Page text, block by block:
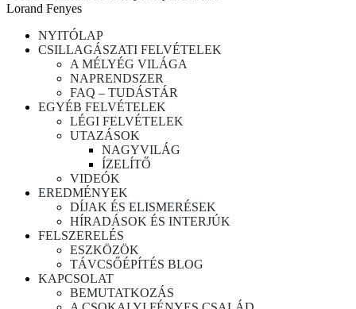
Lorand Fenyes
NYITÓLAP
CSILLAGÁSZATI FELVÉTELEK
A MÉLYÉG VILÁGA
NAPRENDSZER
FAQ – TUDÁSTÁR
EGYÉB FELVÉTELEK
LÉGI FELVÉTELEK
UTAZÁSOK
NAGYVILÁG
ÍZELÍTŐ
VIDEÓK
EREDMÉNYEK
DÍJAK ÉS ELISMERÉSEK
HÍRADÁSOK ÉS INTERJÚK
FELSZERELÉS
ESZKÖZÖK
TÁVCSŐÉPÍTÉS BLOG
KAPCSOLAT
BEMUTATKOZÁS